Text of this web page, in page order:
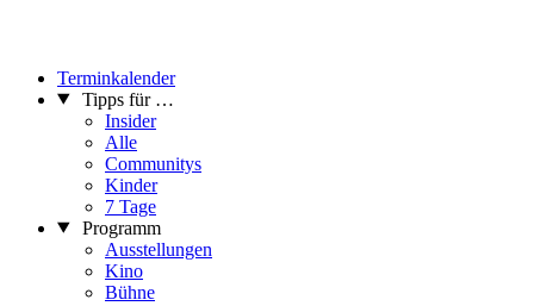
Terminkalender
Tipps für …
Insider
Alle
Communitys
Kinder
7 Tage
Programm
Ausstellungen
Kino
Bühne